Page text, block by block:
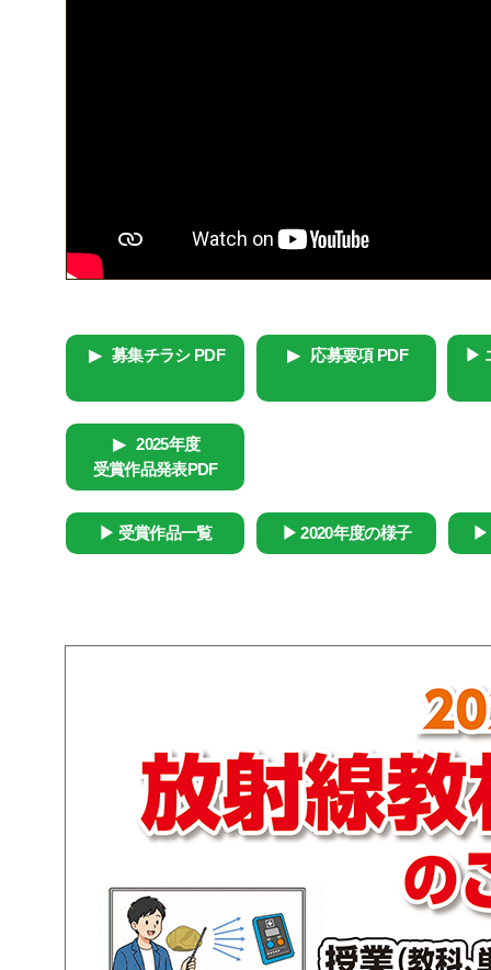
募集チラシ PDF 応募要項 PDF
2025年度
受賞作品発表PDF
受賞作品一覧 2020年度の様子